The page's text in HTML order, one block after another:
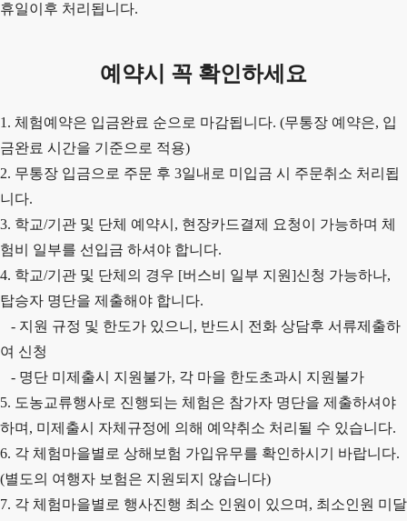
휴일이후 처리됩니다.
예약시 꼭 확인하세요
1. 체험예약은 입금완료 순으로 마감됩니다. (무통장 예약은, 입
금완료 시간을 기준으로 적용)
2. 무통장 입금으로 주문 후 3일내로 미입금 시 주문취소 처리됩
니다.
3. 학교/기관 및 단체 예약시, 현장카드결제 요청이 가능하며 체
험비 일부를 선입금 하셔야 합니다.
4. 학교/기관 및 단체의 경우 [버스비 일부 지원]신청 가능하나,
탑승자 명단을 제출해야 합니다.
- 지원 규정 및 한도가 있으니, 반드시 전화 상담후 서류제출하
여 신청
- 명단 미제출시 지원불가, 각 마을 한도초과시 지원불가
5. 도농교류행사로 진행되는 체험은 참가자 명단을 제출하셔야
하며, 미제출시 자체규정에 의해 예약취소 처리될 수 있습니다.
6. 각 체험마을별로 상해보험 가입유무를 확인하시기 바랍니다.
(별도의 여행자 보험은 지원되지 않습니다)
7. 각 체험마을별로 행사진행 최소 인원이 있으며, 최소인원 미달